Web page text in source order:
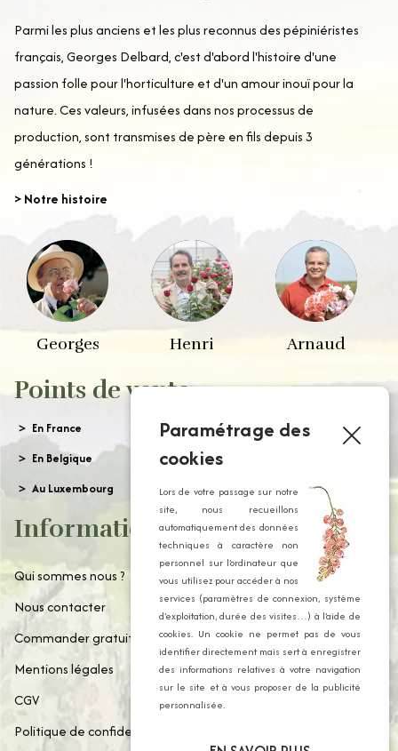
Parmi les plus anciens et les plus reconnus des pépiniéristes
français, Georges Delbard, c'est d'abord l'histoire d'une
passion folle pour l'horticulture et d'un amour inouï pour la
nature. Ces valeurs, infusées dans nos processus de
production, sont transmises de père en fils depuis 3
générations !
> Notre histoire
Georges Henri Arnaud
Points de vente
En France
En Belgique
Au Luxembourg
Informations
Qui sommes nous ?
Nous contacter
Commander gratuitement notre catalogue
Mentions légales
CGV
Politique de confidentialité
Paramétrage des
cookies
Lors de votre passage sur notre
site, nous recueillons
automatiquement des données
techniques à caractère non
personnel sur l’ordinateur que
vous utilisez pour accéder à nos
services (paramètres de connexion, système
d’exploitation, durée des visites…) à l’aide de
cookies. Un cookie ne permet pas de vous
identifier directement mais sert à enregistrer
des informations relatives à votre navigation
sur le site et à vous proposer de la publicité
personnalisée.